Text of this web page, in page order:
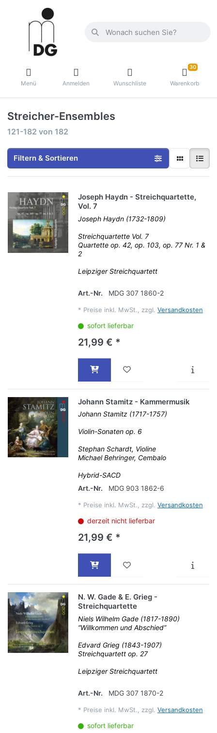
Menü Anmelden Wunschliste
30
Warenkorb
Streicher-Ensembles
121-182 von 182
Filtern & Sortieren
Joseph Haydn - Streichquartette,
Vol. 7
Joseph Haydn (1732-1809)
Streichquartette Vol. 7
Quartette op. 42, op. 103, op. 77 Nr. 1 &
2
Leipziger Streichquartett
Art.-Nr. MDG 307 1860-2
* Preise inkl. MwSt., zzgl. Versandkosten
sofort lieferbar
21,99 € *
Johann Stamitz - Kammermusik
Johann Stamitz (1717-1757)
Violin-Sonaten op. 6
Stephan Schardt, Violine
Michael Behringer, Cembalo
Hybrid-SACD
Art.-Nr.
MDG 903 1862-6
* Preise inkl. MwSt., zzgl. Versandkosten
derzeit nicht lieferbar
21,99 € *
N. W. Gade & E. Grieg -
Streichquartette
Niels Wilhelm Gade (1817-1890)
“Willkommen und Abschied”
Edvard Grieg (1843-1907)
Streichquartett op. 27
Leipziger Streichquartett
Art.-Nr. MDG 307 1870-2
* Preise inkl. MwSt., zzgl. Versandkosten
sofort lieferbar